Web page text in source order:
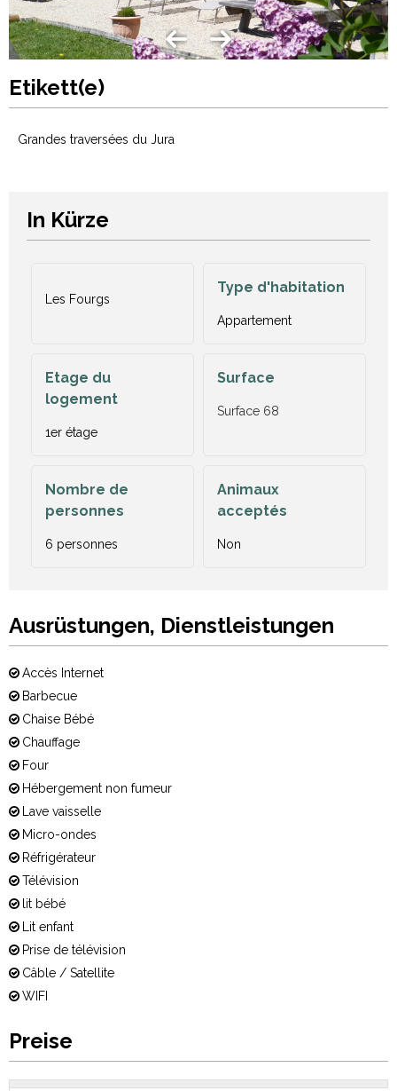
Etikett(e)
Grandes traversées du Jura
In Kürze
Les Fourgs
Type d'habitation
Appartement
Etage du
logement
1er étage
Surface
Surface 68
Nombre de
personnes
6 personnes
Animaux
acceptés
Non
Ausrüstungen, Dienstleistungen
Accès Internet
Barbecue
Chaise Bébé
Chauffage
Four
Hébergement non fumeur
Lave vaisselle
Micro-ondes
Réfrigérateur
Télévision
lit bébé
Lit enfant
Prise de télévision
Câble / Satellite
WIFI
Preise